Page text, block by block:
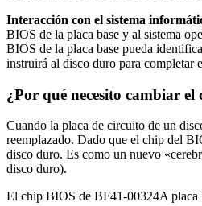
Interacción con el sistema
BIOS de la placa base y al sistema
BIOS de la placa base pueda
instruirá al disco duro para completar
¿Por qué necesito cambiar
Cuando la placa de circuito de un
reemplazado. Dado que el chip del
disco duro. Es como un nuevo
disco duro).
El chip BIOS de BF41-00324A placa